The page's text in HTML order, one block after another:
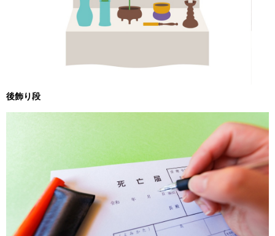
後飾り段